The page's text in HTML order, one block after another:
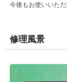
今後もお使いいた
修理風景